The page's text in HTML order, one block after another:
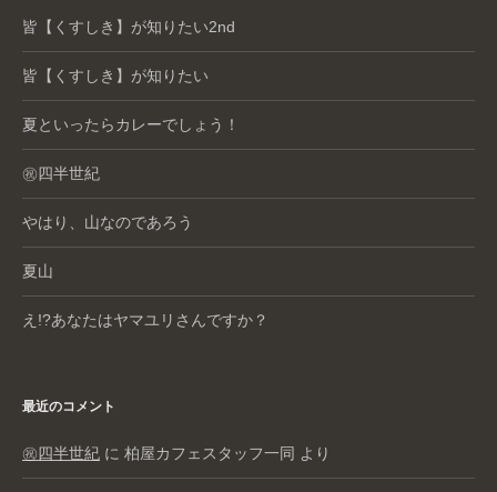
皆【くすしき】が知りたい2nd
皆【くすしき】が知りたい
夏といったらカレーでしょう！
㊗️四半世紀
やはり、山なのであろう
夏山
え!?あなたはヤマユリさんですか？
最近のコメント
㊗️四半世紀 に 柏屋カフェスタッフ一同 より